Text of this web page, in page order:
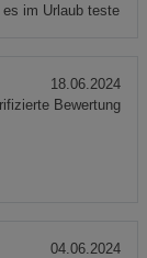
im Urlaub teste
18.06.2024
Bewertung
04.06.2024